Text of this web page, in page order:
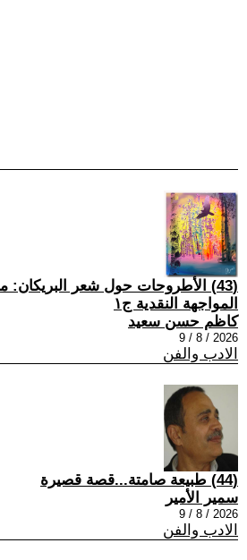
(43) الأطروحات حول شعر البريكان:
المواجهة النقدية ج١
كاظم حسن سعيد
2026 / 8 / 9
الادب والفن
(44) طبيعة صامتة...قصة قصيرة
سمير الأمير
2026 / 8 / 9
الادب والفن